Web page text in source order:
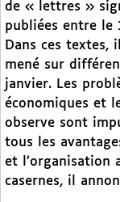
de « lettres »
publiées entre le
Dans ces textes,
mené sur
janvier. Les
économiques et
observe sont
tous les
et l’organisation
casernes, il